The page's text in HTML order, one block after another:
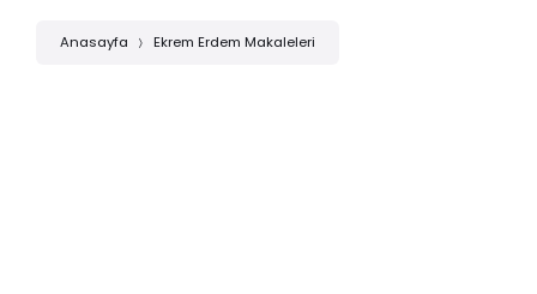
Anasayfa Ekrem Erdem Makaleleri